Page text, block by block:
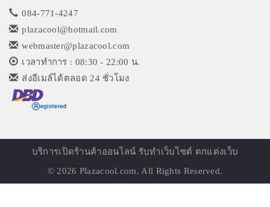
084-771-4247
plazacool@hotmail.com
webmaster@plazacool.com
เวลาทำการ : 08:30 - 22:00 น.
ส่งอีเมล์ได้ตลอด 24 ชั่วโมง
บริการเปิดร้านค้าออนไลน์ รับทำเว็บไซต์ ตกแต่งเว็บ
© 2026 Plazacool.com. All Rights Reserved.